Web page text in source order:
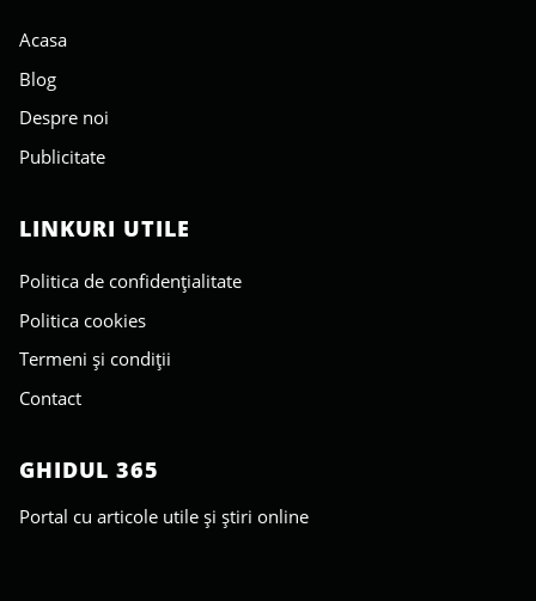
Acasa
Blog
Despre noi
Publicitate
LINKURI UTILE
Politica de confidențialitate
Politica cookies
Termeni și condiții
Contact
GHIDUL 365
Portal cu articole utile și știri online